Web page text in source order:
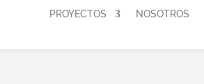
PROYECTOS NOSOTROS